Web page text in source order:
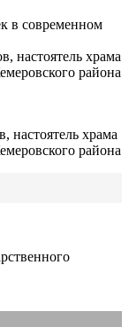
в современном
настоятель храма
района
настоятель храма
района